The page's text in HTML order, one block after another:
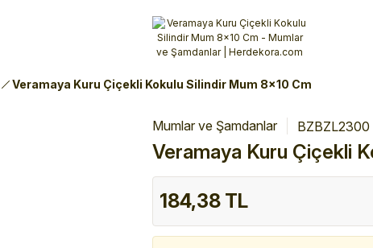
Alışverişlerinizde 3 Taksit Fırsatı!İlk siparişinizi verin!
%10 Havale İndirimiŞimdi Alışveriş yap!
Veramaya Kuru Çiçekli Kokulu Silindir Mum 8x10 Cm
Mumlar ve Şamdanlar BZBZL2300
Veramaya Kuru Çiçekli
184,38 TL